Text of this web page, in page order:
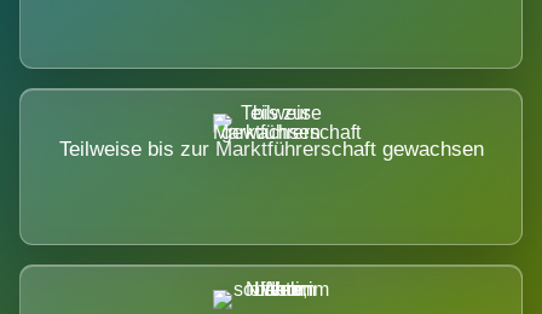
Teilweise bis zur Marktführerschaft gewachsen